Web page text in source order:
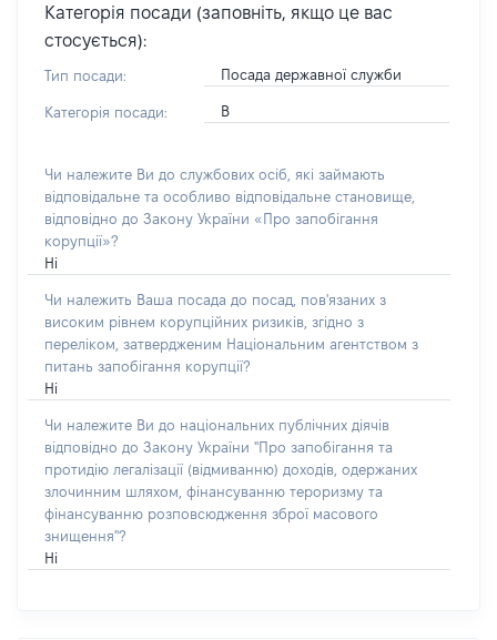
Категорія посади (заповніть, якщо це вас
стосується):
Тип посади: Посада державної служби
Категорія посади: В
Чи належите Ви до службових осіб, які займають
відповідальне та особливо відповідальне становище,
відповідно до Закону України «Про запобігання
корупції»?
Ні
Чи належить Ваша посада до посад, пов'язаних з
високим рівнем корупційних ризиків, згідно з
переліком, затвердженим Національним агентством з
питань запобігання корупції?
Ні
Чи належите Ви до національних публічних діячів
відповідно до Закону України "Про запобігання та
протидію легалізації (відмиванню) доходів, одержаних
злочинним шляхом, фінансуванню тероризму та
фінансуванню розповсюдження зброї масового
знищення"?
Ні